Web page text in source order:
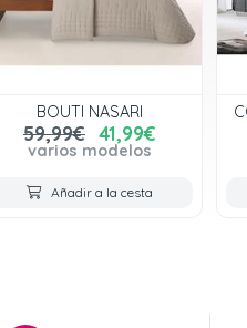
BOUTI NASARI
59,99€ 41,99€
varios modelos
Añadir a la cesta